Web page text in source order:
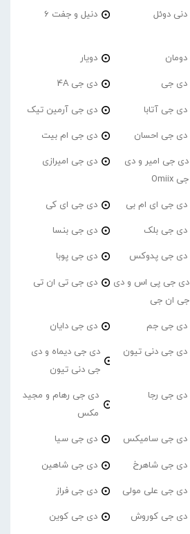
دنی دوئل دنیل و جفت 6
دومان دویار
دی جی دی جی 4A
دی جی آتابا دی جی آرمین تیک
دی جی احسان دی جی ام بیت
دی جی امیر و دی
جی Omiix
دی جی امیرازی
دی جی ای ام بی دی جی ای کی
دی جی بلک دی جی بنسا
دی جی پدوکس دی جی پوبا
دی جی پی اس و دی
جی ان جی
دی جی تی ان تی
دی جی جم دی جی دایان
دی جی دنی تیون
دی جی دیماه و دی
جی دنی تیون
دی جی رجا
دی جی رهام و مجید
مکس
دی جی سامیکس دی جی سیا
دی جی شاهرخ دی جی شاهین
دی جی علی مولی دی جی فراز
دی جی کوروش دی جی کوین